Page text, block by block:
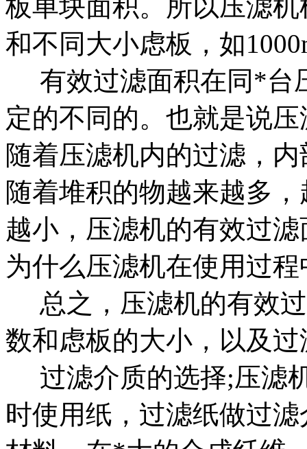
板单块面积。所以压滤
和不同大小虑板，如
有效过滤面积在同*台
定的不同的。也就是说
随着压滤机内的过滤，
随着堆积的物越来越多
越小，压滤机的有效过
为什么压滤机在使用过
总之，压滤机的有效
数和虑板的大小，以及
过滤介质的选择;压滤
时使用纸，过滤纸做过